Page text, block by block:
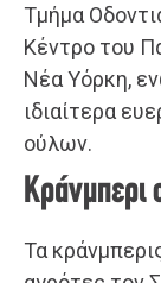
Τμήμα
Κέντρο του
Νέα Υόρκη,
ιδιαίτερα
ούλων.
Κράνμπερι
Τα